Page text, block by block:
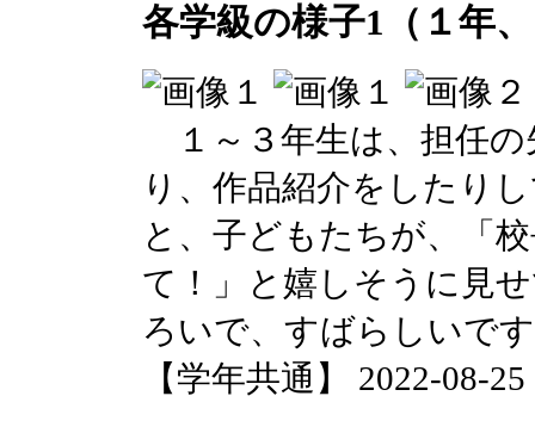
各学級の様子1（１年
１～３年生は、担任の
り、作品紹介をしたり
と、子どもたちが、「
て！」と嬉しそうに見
ろいで、すばらしいで
【学年共通】 2022-08-